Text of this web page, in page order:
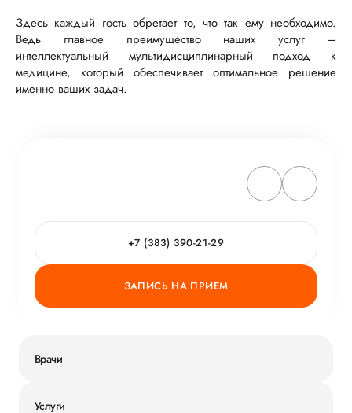
Здесь каждый гость обретает то, что так ему необходимо.
Ведь главное преимущество наших услуг –
интеллектуальный мультидисциплинарный подход к
медицине, который обеспечивает оптимальное решение
именно ваших задач.
+7 (383) 390-21-29
ЗАПИСЬ НА ПРИЕМ
Врачи
Услуги